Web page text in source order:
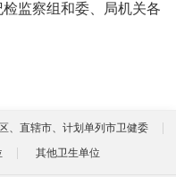
监察组和委、局机关各
、直辖市、计划单列市卫健委
其他卫生单位